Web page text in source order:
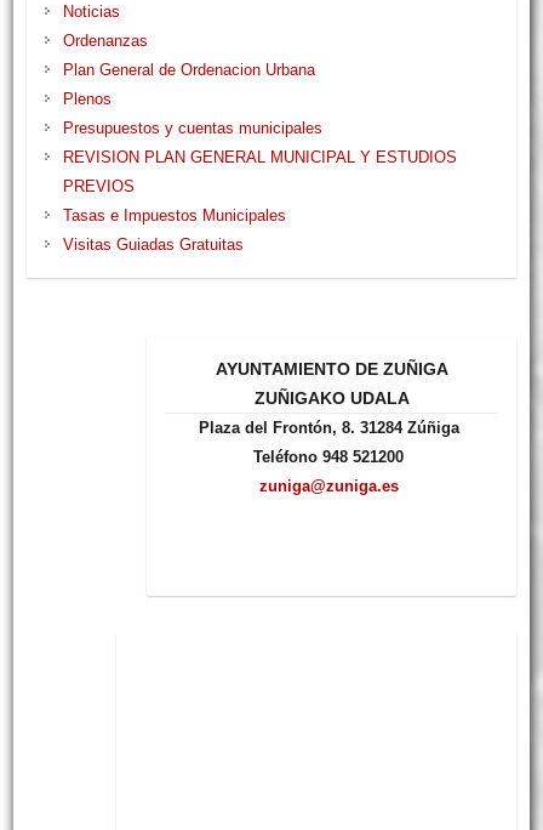
Noticias
Ordenanzas
Plan General de Ordenacion Urbana
Plenos
Presupuestos y cuentas municipales
REVISION PLAN GENERAL MUNICIPAL Y ESTUDIOS
PREVIOS
Tasas e Impuestos Municipales
Visitas Guiadas Gratuitas
AYUNTAMIENTO DE ZUÑIGA
ZUÑIGAKO UDALA
Plaza del Frontón, 8. 31284 Zúñiga
Teléfono 948 521200
zuniga@zuniga.es